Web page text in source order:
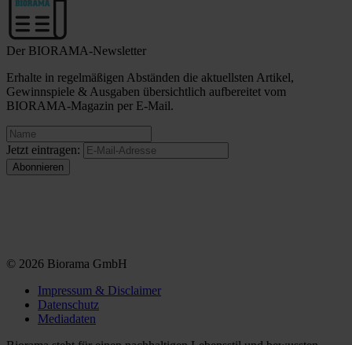
Der BIORAMA-Newsletter
Erhalte in regelmäßigen Abständen die aktuellsten Artikel,
Gewinnspiele & Ausgaben übersichtlich aufbereitet vom
BIORAMA-Magazin per E-Mail.
Jetzt eintragen:
© 2026 Biorama GmbH
Impressum & Disclaimer
Datenschutz
Mediadaten